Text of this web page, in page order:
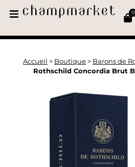
0
Accueil > Boutique > Barons de
Rothschild Concordia Brut